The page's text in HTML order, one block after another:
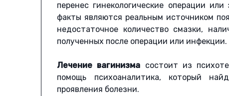
перенес гинекологические операции
факты являются реальным источником
недостаточное количество смазки,
полученных после операции или инфекции.
Лечение вагинизма состоит из
помощь психоаналитика, который
проявления болезни.